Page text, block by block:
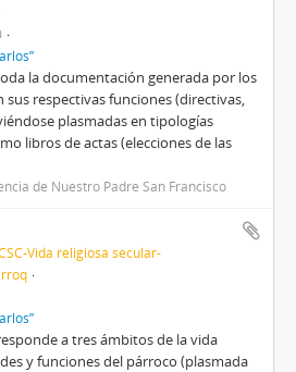
la documentación generada por los
respectivas funciones (directivas,
plasmadas en tipologías
libros de actas (elecciones de las
de Nuestro Padre San Francisco
Vida religiosa secular-
a tres ámbitos de la vida
y funciones del párroco (plasmada